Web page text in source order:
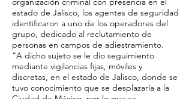
estado de Jalisco, los agentes de seguridad
identificaron a uno de los operadores del
grupo, dedicado al reclutamiento de
personas en campos de adiestramiento.
“A dicho sujeto se le dio seguimiento
mediante vigilancias fijas, móviles y
discretas, en el estado de Jalisco, donde se
tuvo conocimiento que se desplazaría a la